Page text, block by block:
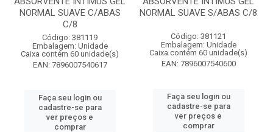
NORMAL SUAVE C/ABAS
C/8
Código: 381119
Embalagem: Unidade
Caixa contém 60 unidade(s)
EAN: 7896007540617
Faça seu login ou
cadastre-se para
ver preços e
comprar
NORMAL SUAVE S/ABAS C/8
Código: 381121
Embalagem: Unidade
Caixa contém 60 unidade(s)
EAN: 7896007540600
Faça seu login ou
cadastre-se para
ver preços e
comprar